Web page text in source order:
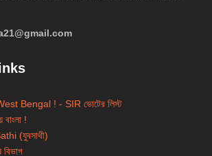
Bengal ! - SIR ভোটের লিস্ট
!
(যুবসাথী)